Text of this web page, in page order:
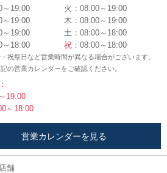
～19:00
火：08:00～19:00
～19:00
木：08:00～19:00
～19:00
土 ：08:00～18:00
～18:00 祝 ：08:00～18:00
祝祭日など営業時間が異なる場合がございます。
の営業カレンダーをご確認ください。
19:00
～18:00
営業カレンダーを見る
舗